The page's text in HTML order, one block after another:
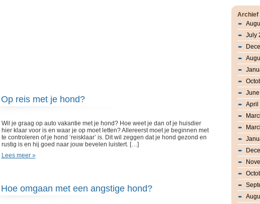
Op reis met je hond?
Wil je graag op auto vakantie met je hond? Hoe weet je dan of je huisdier
hier klaar voor is en waar je op moet letten? Allereerst moet je beginnen met
te controleren of je hond ‘reisklaar’ is. Dit wil zeggen dat je hond gezond en
rustig is en hij goed naar jouw bevelen luistert. […]
Lees meer »
Hoe omgaan met een angstige hond?
Archief
July
April